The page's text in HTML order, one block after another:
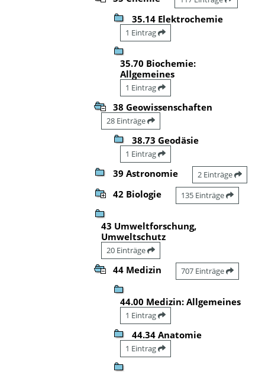
35.14 Elektrochemie
1 Eintrag
35.70 Biochemie:
Allgemeines
1 Eintrag
38 Geowissenschaften
28 Einträge
38.73 Geodäsie
1 Eintrag
39 Astronomie 2 Einträge
42 Biologie 135 Einträge
43 Umweltforschung,
Umweltschutz
20 Einträge
44 Medizin 707 Einträge
44.00 Medizin: Allgemeines
1 Eintrag
44.34 Anatomie
1 Eintrag